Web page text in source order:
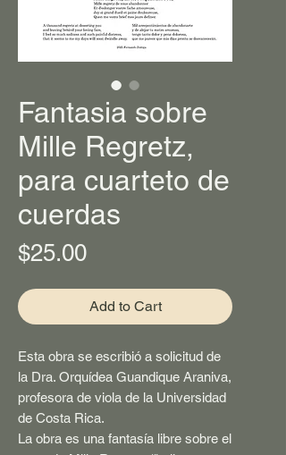
Fantasia sobre
Mille Regretz,
para cuarteto de
cuerdas
$25.00Price
Add to Cart
Esta obra se escribió a solicitud de
la Dra. Orquídea Guandique Araniva,
profesora de viola de la Universidad
de Costa Rica.
La obra es una fantasía libre sobre el